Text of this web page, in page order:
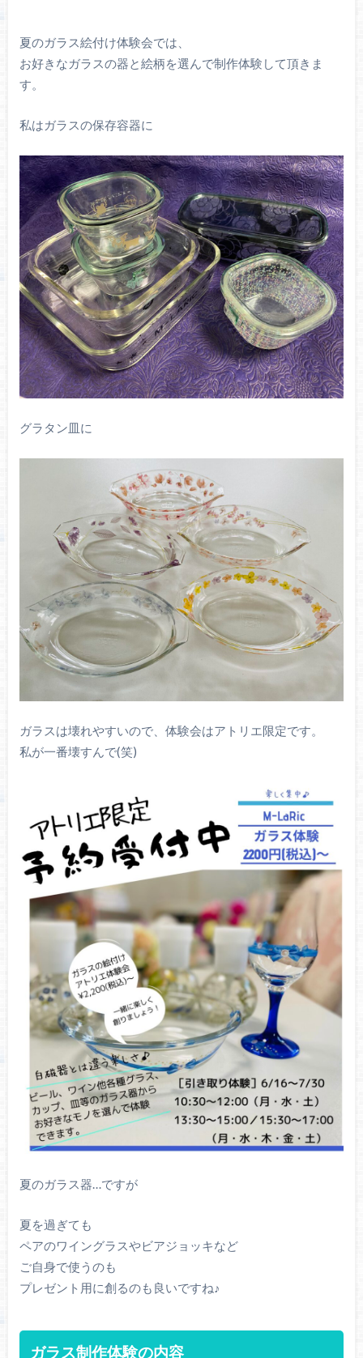
夏のガラス絵付け体験会では、
お好きなガラスの器と絵柄を選んで制作体験して頂きま
す。
私はガラスの保存容器に
グラタン皿に
ガラスは壊れやすいので、体験会はアトリエ限定です。
私が一番壊すんで(笑)
夏のガラス器…ですが
夏を過ぎても
ペアのワイングラスやビアジョッキなど
ご自身で使うのも
プレゼント用に創るのも良いですね♪
ガラス制作体験の内容